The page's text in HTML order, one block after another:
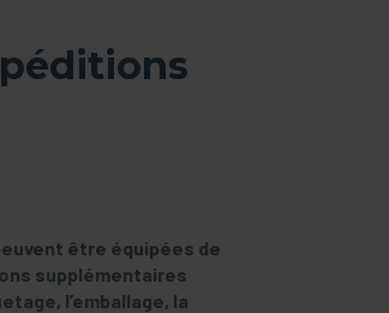
être équipées de
supplémentaires
l’emballage, la